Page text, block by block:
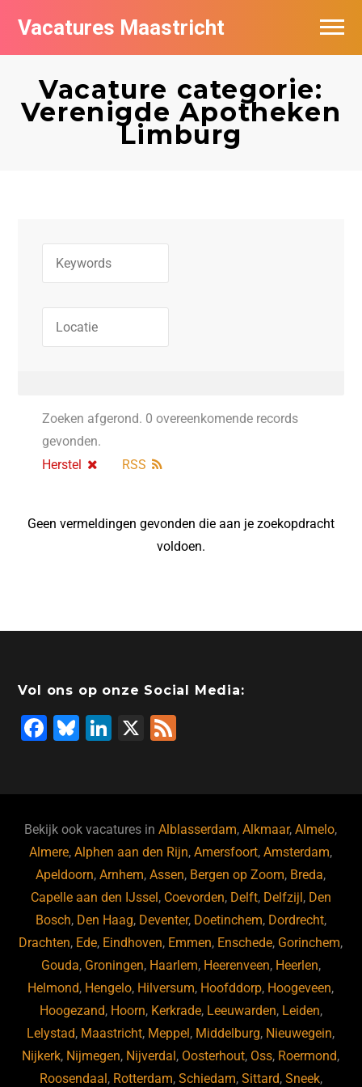
Vacatures Maastricht
Vacature categorie:
Verenigde Apotheken
Limburg
Zoeken afgerond. 0 overeenkomende records
gevonden.
Herstel
RSS
Geen vermeldingen gevonden die aan je zoekopdracht
voldoen.
Vol ons op onze Social Media:
F
b
o
o
k
Bl
ky
Li
dI
n
X
Bekijk ook vacatures inAlblasserdam,Alkmaar,Almelo,
Almere,Alphen aan den Rijn,Amersfoort,Amsterdam,
Apeldoorn,Arnhem,Assen, Bergen op Zoom, Breda,
Capelle aan den IJssel , Coevorden, Delft, Delfzijl , Den
Bosch, Den Haag, Deventer, Doetinchem, Dordrecht,
Drachten, Ede, Eindhoven, Emmen, Enschede, Gorinchem,
Gouda, Groningen, Haarlem, Heerenveen, Heerlen,
Helmond, Hengelo, Hilversum, Hoofddorp, Hoogeveen,
Hoogezand, Hoorn, Kerkrade, Leeuwarden, Leiden,
Lelystad, Maastricht, Meppel , Middelburg, Nieuwegein,
Nijkerk, Nijmegen, Nijverdal , Oosterhout, Oss, Roermond,
Roosendaal , Rotterdam, Schiedam, Sittard, Sneek,
Vacatures per bedrijf in Maastricht
De populairste vacatures in Maastricht